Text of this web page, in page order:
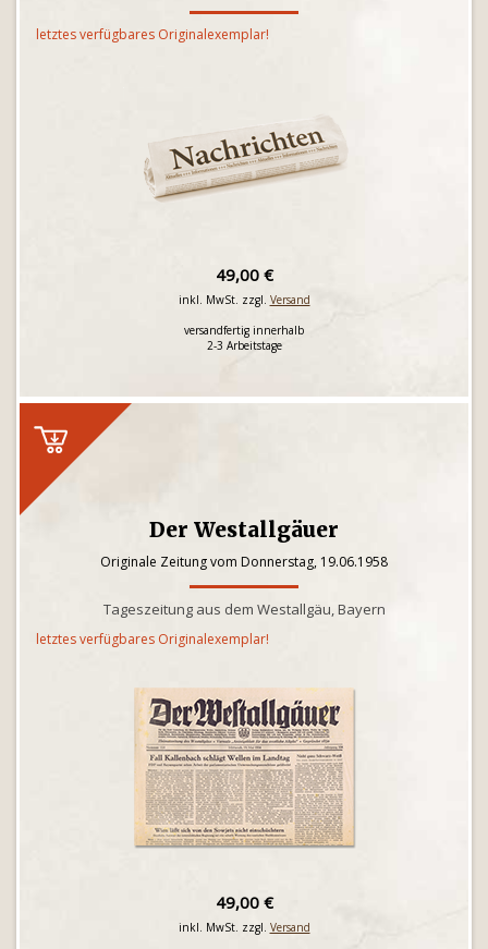
letztes verfügbares Originalexemplar!
49,00 €
inkl. MwSt. zzgl. Versand
versandfertig innerhalb
2-3 Arbeitstage
Der Westallgäuer
Originale Zeitung vom Donnerstag, 19.06.1958
Tageszeitung aus dem Westallgäu, Bayern
letztes verfügbares Originalexemplar!
49,00 €
inkl. MwSt. zzgl. Versand